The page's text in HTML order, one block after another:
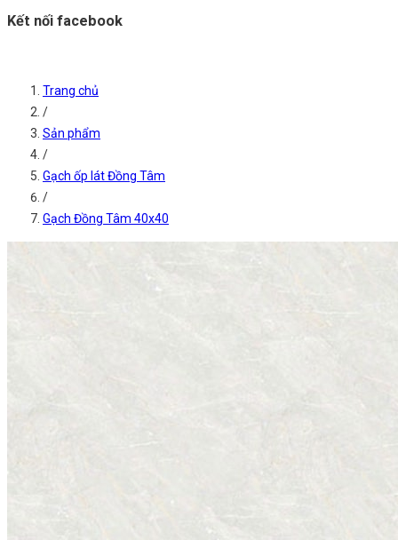
Kết nối facebook
Trang chủ
/
Sản phẩm
/
Gạch ốp lát Đồng Tâm
/
Gạch Đồng Tâm 40x40